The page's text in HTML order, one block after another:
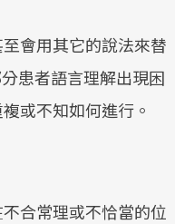
會用其它的說法來替
患者語言理解出現困
或不知如何進行。
合常理或不恰當的位